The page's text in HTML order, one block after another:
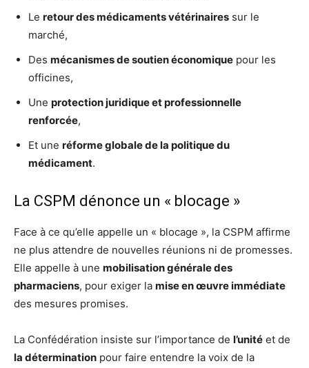
Le retour des médicaments vétérinaires sur le
marché,
Des mécanismes de soutien économique pour les
officines,
Une protection juridique et professionnelle
renforcée,
Et une réforme globale de la politique du
médicament.
La CSPM dénonce un « blocage »
Face à ce qu’elle appelle un « blocage », la CSPM affirme
ne plus attendre de nouvelles réunions ni de promesses.
Elle appelle à une mobilisation générale des
pharmaciens, pour exiger la mise en œuvre immédiate
des mesures promises.
La Confédération insiste sur l’importance de l’unité et de
la détermination pour faire entendre la voix de la